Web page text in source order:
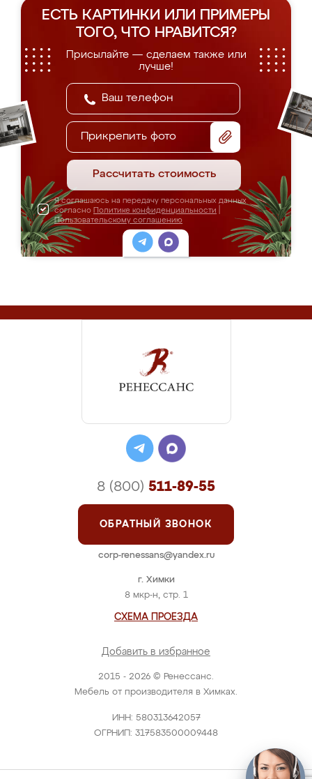
ЕСТЬ КАРТИНКИ ИЛИ ПРИМЕРЫ
ТОГО, ЧТО НРАВИТСЯ?
Присылайте — сделаем также или
лучше!
Прикрепить фото
Рассчитать стоимость
Я соглашаюсь на передачу персональных данных
согласно Политике конфиденциальности
Пользовательскому соглашению
2015 - 2026 © Ренессанс.
Мебель от производителя в Химках.
ИНН: 580313642057
ОГРНИП: 317583500009448
г. Химки
8 мкр-н, стр. 1
СХЕМА ПРОЕЗДА
Добавить в избранное
8 (800) 511-89-55
ОБРАТНЫЙ ЗВОНОК
corp-renessans@yandex.ru